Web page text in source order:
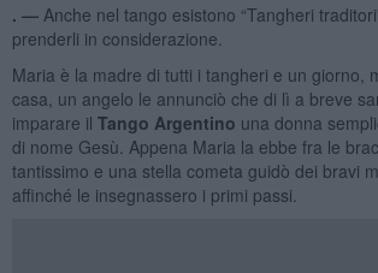
. — Anche nel tango esistono “Tangheri
prenderli in considerazione.
Maria è la madre di tutti i tangheri e un giorno,
casa, un angelo le annunciò che di lì a breve
imparare il Tango Argentino una donna
di nome Gesù. Appena Maria la ebbe fra le
tantissimo e una stella cometa guidò dei bravi
affinché le insegnassero i primi passi.